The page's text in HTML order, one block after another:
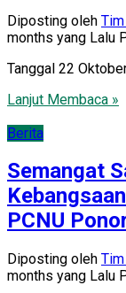
Diposting oleh
months yang Lalu
Tanggal 22
Lanjut Membaca »
Berita
Semangat
PCNU
Diposting oleh
months yang Lalu